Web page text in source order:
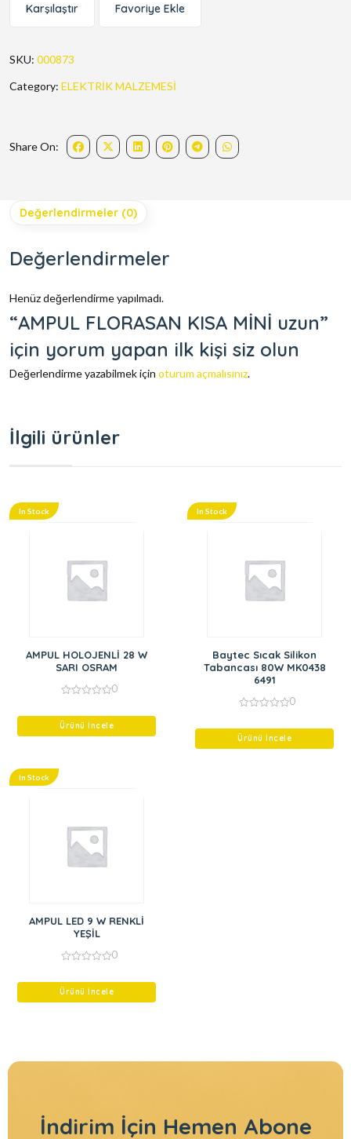
Karşılaştır Favoriye Ekle
SKU: 000873
Category: ELEKTRİK MALZEMESİ
Share On:
Değerlendirmeler (0)
Değerlendirmeler
Henüz değerlendirme yapılmadı.
“AMPUL FLORASAN KISA MİNİ uzun”
için yorum yapan ilk kişi siz olun
Değerlendirme yazabilmek için oturum açmalısınız.
İlgili ürünler
In Stock
AMPUL HOLOJENLİ 28 W
SARI OSRAM
of
0
Ürünü İncele
In Stock
Baytec Sıcak Silikon
Tabancası 80W MK0438
6491
of
0
Ürünü İncele
In Stock
AMPUL LED 9 W RENKLİ
YEŞİL
of
0
Ürünü İncele
İndirim İçin Hemen Abone